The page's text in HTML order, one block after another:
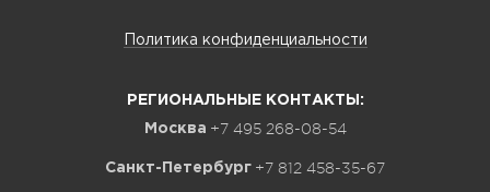
Политика конфиденциальности
РЕГИОНАЛЬНЫЕ КОНТАКТЫ:
Москва +7 495 268-08-54
Санкт-Петербург +7 812 458-35-67